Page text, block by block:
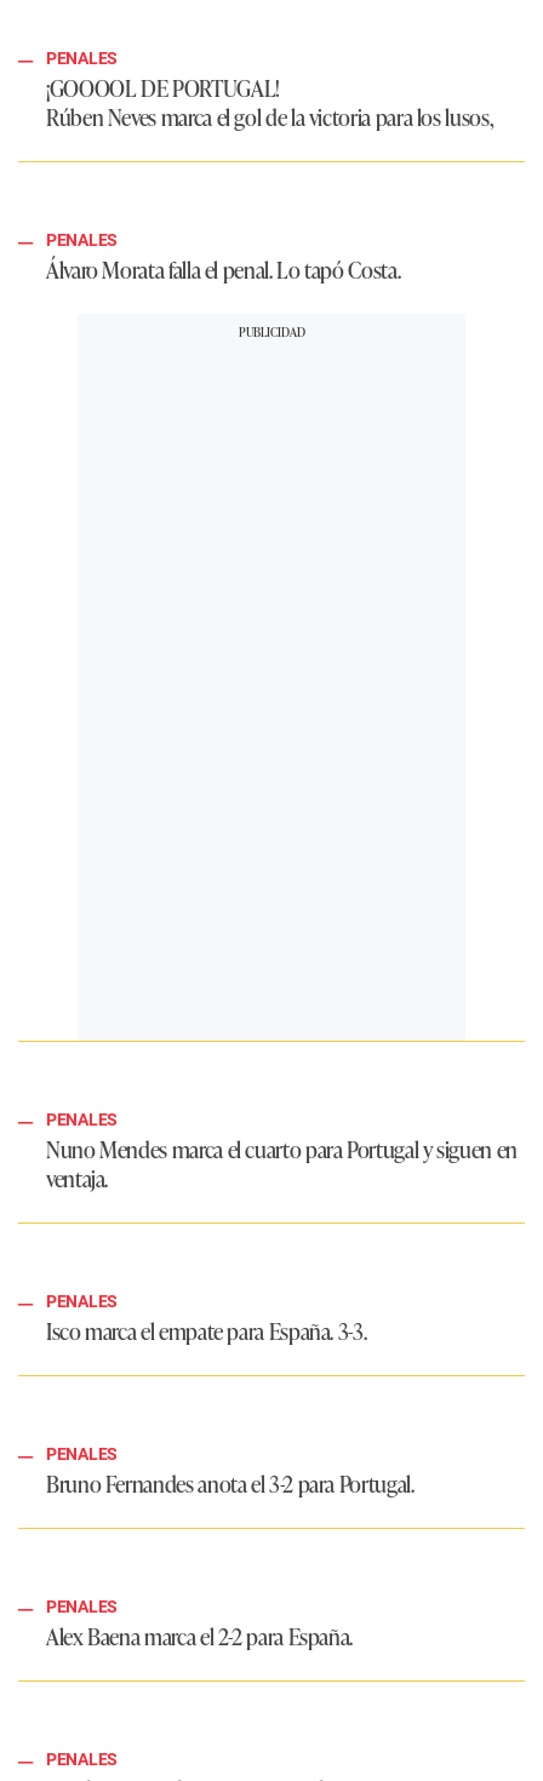
PENALES
¡GOOOOL DE PORTUGAL!
Rúben Neves marca el gol de la victoria para los lusos,
PENALES
Álvaro Morata falla el penal. Lo tapó Costa.
PENALES
Nuno Mendes marca el cuarto para Portugal y siguen en
ventaja.
PENALES
Isco marca el empate para España. 3-3.
PENALES
Bruno Fernandes anota el 3-2 para Portugal.
PENALES
Alex Baena marca el 2-2 para España.
PENALES